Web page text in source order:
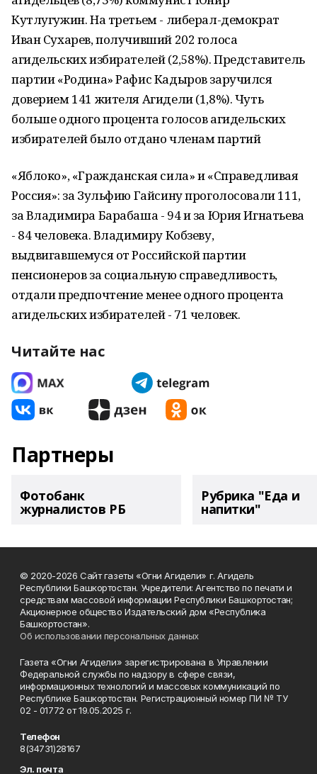
Кутлугужин. На третьем - либерал-демократ
Иван Сухарев, получивший 202 голоса
агидельских избирателей (2,58%). Представитель
партии «Родина» Рафис Кадыров заручился
доверием 141 жителя Агидели (1,8%). Чуть
больше одного процента голосов агидельских
избирателей было отдано членам партий
«Яблоко», «Гражданская сила» и «Справедливая
Россия»: за Зульфию Гайсину проголосовали 111,
за Владимира Барабаша - 94 и за Юрия Игнатьева
- 84 человека. Владимиру Кобзеву,
выдвигавшемуся от Российской партии
пенсионеров за социальную справедливость,
отдали предпочтение менее одного процента
агидельских избирателей - 71 человек.
Читайте нас
Партнеры
Фотобанк
журналистов РБ
Рубрика "Еда и
напитки"
© 2020-2026 Сайт газеты «Огни Агидели» г. Агидель
Республики Башкортостан. Учредители: Агентство по печати и
средствам массовой информации Республики Башкортостан;
Акционерное общество Издательский дом «Республика
Башкортостан».
Об использовании персональных данных
Газета «Огни Агидели» зарегистрирована в Управлении
Федеральной службы по надзору в сфере связи,
информационных технологий и массовых коммуникаций по
Республике Башкортостан. Регистрационный номер ПИ № ТУ
02 - 01772 от 19.05.2025 г.
Телефон
8(34731)28167
Эл. почта